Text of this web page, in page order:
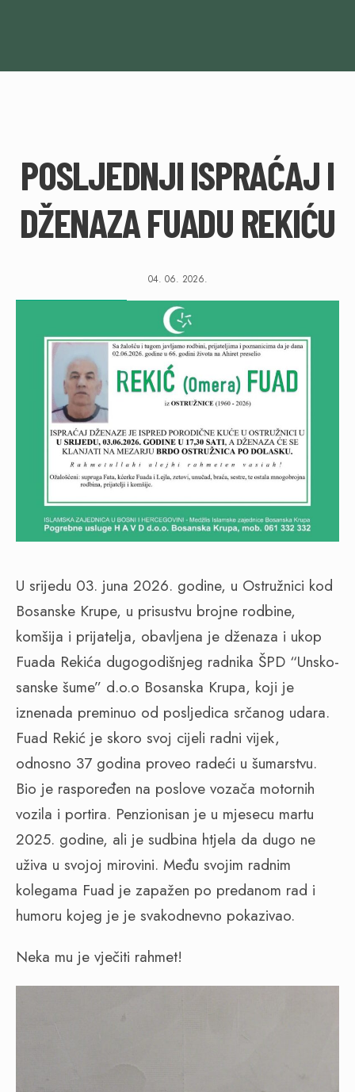
POSLJEDNJI ISPRAĆAJ I
DŽENAZA FUADU REKIĆU
04. 06. 2026.
U srijedu 03. juna 2026. godine, u Ostružnici kod
Bosanske Krupe, u prisustvu brojne rodbine,
komšija i prijatelja, obavljena je dženaza i ukop
Fuada Rekića dugogodišnjeg radnika ŠPD “Unsko-
sanske šume” d.o.o Bosanska Krupa, koji je
iznenada preminuo od posljedica srčanog udara.
Fuad Rekić je skoro svoj cijeli radni vijek,
odnosno 37 godina proveo radeći u šumarstvu.
Bio je raspoređen na poslove vozača motornih
vozila i portira. Penzionisan je u mjesecu martu
2025. godine, ali je sudbina htjela da dugo ne
uživa u svojoj mirovini. Među svojim radnim
kolegama Fuad je zapažen po predanom rad i
humoru kojeg je je svakodnevno pokazivao.
Neka mu je vječiti rahmet!